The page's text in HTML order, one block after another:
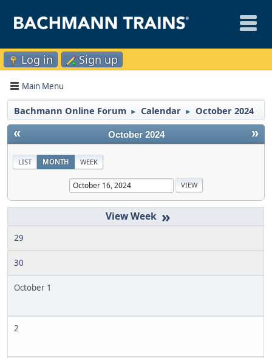
Log in Sign up
Main Menu
Bachmann Online Forum ► Calendar ► October 2024
« »
October 2024
LIST MONTH WEEK
»
29
30
October 1
2